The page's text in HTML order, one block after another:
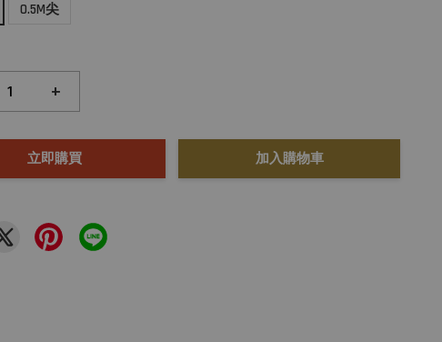
0.5M尖
+
立即購買 加入購物車